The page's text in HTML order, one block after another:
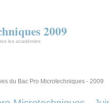
2009
les académies
du Bac Pro Microtechniques - 2009